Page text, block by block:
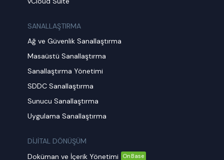
SANALLAŞTIRMA
Ağ ve Güvenlik Sanallaştırma
Masaüstü Sanallaştırma
Sanallaştırma Yönetimi
SDDC Sanallaştırma
Sunucu Sanallaştırma
Uygulama Sanallaştırma
DİJİTAL DÖNÜŞÜM
Doküman ve İçerik Yönetimi
OnBase